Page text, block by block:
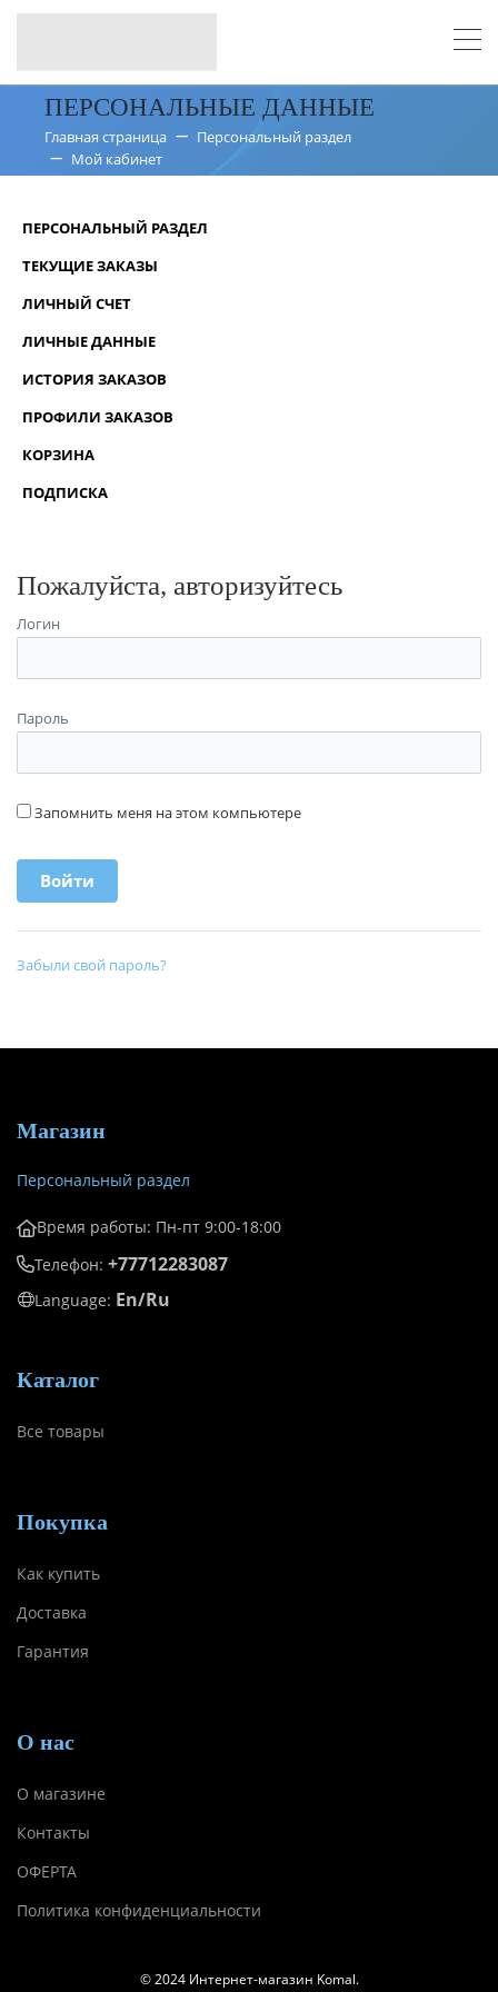
ПЕРСОНАЛЬНЫЕ ДАННЫЕ
Главная страница
Персональный раздел
Мой кабинет
ПЕРСОНАЛЬНЫЙ РАЗДЕЛ
ТЕКУЩИЕ ЗАКАЗЫ
ЛИЧНЫЙ СЧЕТ
ЛИЧНЫЕ ДАННЫЕ
ИСТОРИЯ ЗАКАЗОВ
ПРОФИЛИ ЗАКАЗОВ
КОРЗИНА
ПОДПИСКА
Пожалуйста, авторизуйтесь
Логин
Пароль
Запомнить меня на этом компьютере
Забыли свой пароль?
Магазин
Персональный раздел
Время работы: Пн-пт 9:00-18:00
Телефон: +77712283087
Language: En/Ru
Каталог
Все товары
Покупка
Как купить
Доставка
Гарантия
О нас
О магазине
Контакты
ОФЕРТА
Политика конфиденциальности
© 2024 Интернет-магазин Komal.